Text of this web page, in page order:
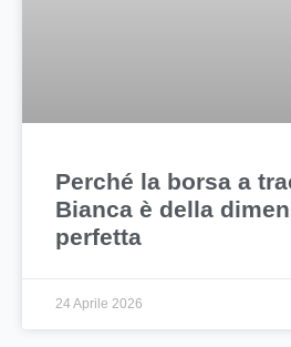
Perché la borsa a
Bianca è della
perfetta
24 Aprile 2026